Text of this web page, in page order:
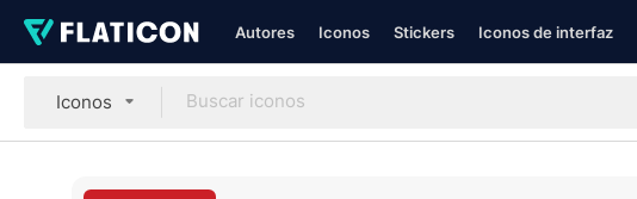
Autores Iconos Stickers Iconos de interfaz
Iconos